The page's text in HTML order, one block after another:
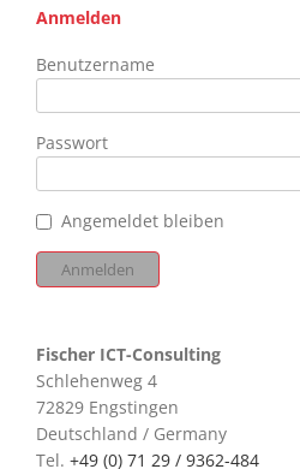
Anmelden
Benutzername
Passwort
Angemeldet bleiben
Fischer ICT-Consulting
Schlehenweg 4
72829 Engstingen
Deutschland / Germany
Tel. +49 (0) 71 29 / 9362-484